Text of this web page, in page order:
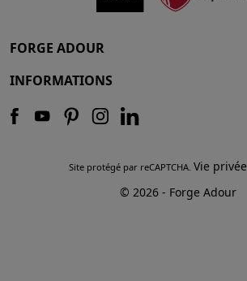
FORGE ADOUR
INFORMATIONS
Site protégé par reCAPTCHA. Vie privée
© 2026 - Forge Adour